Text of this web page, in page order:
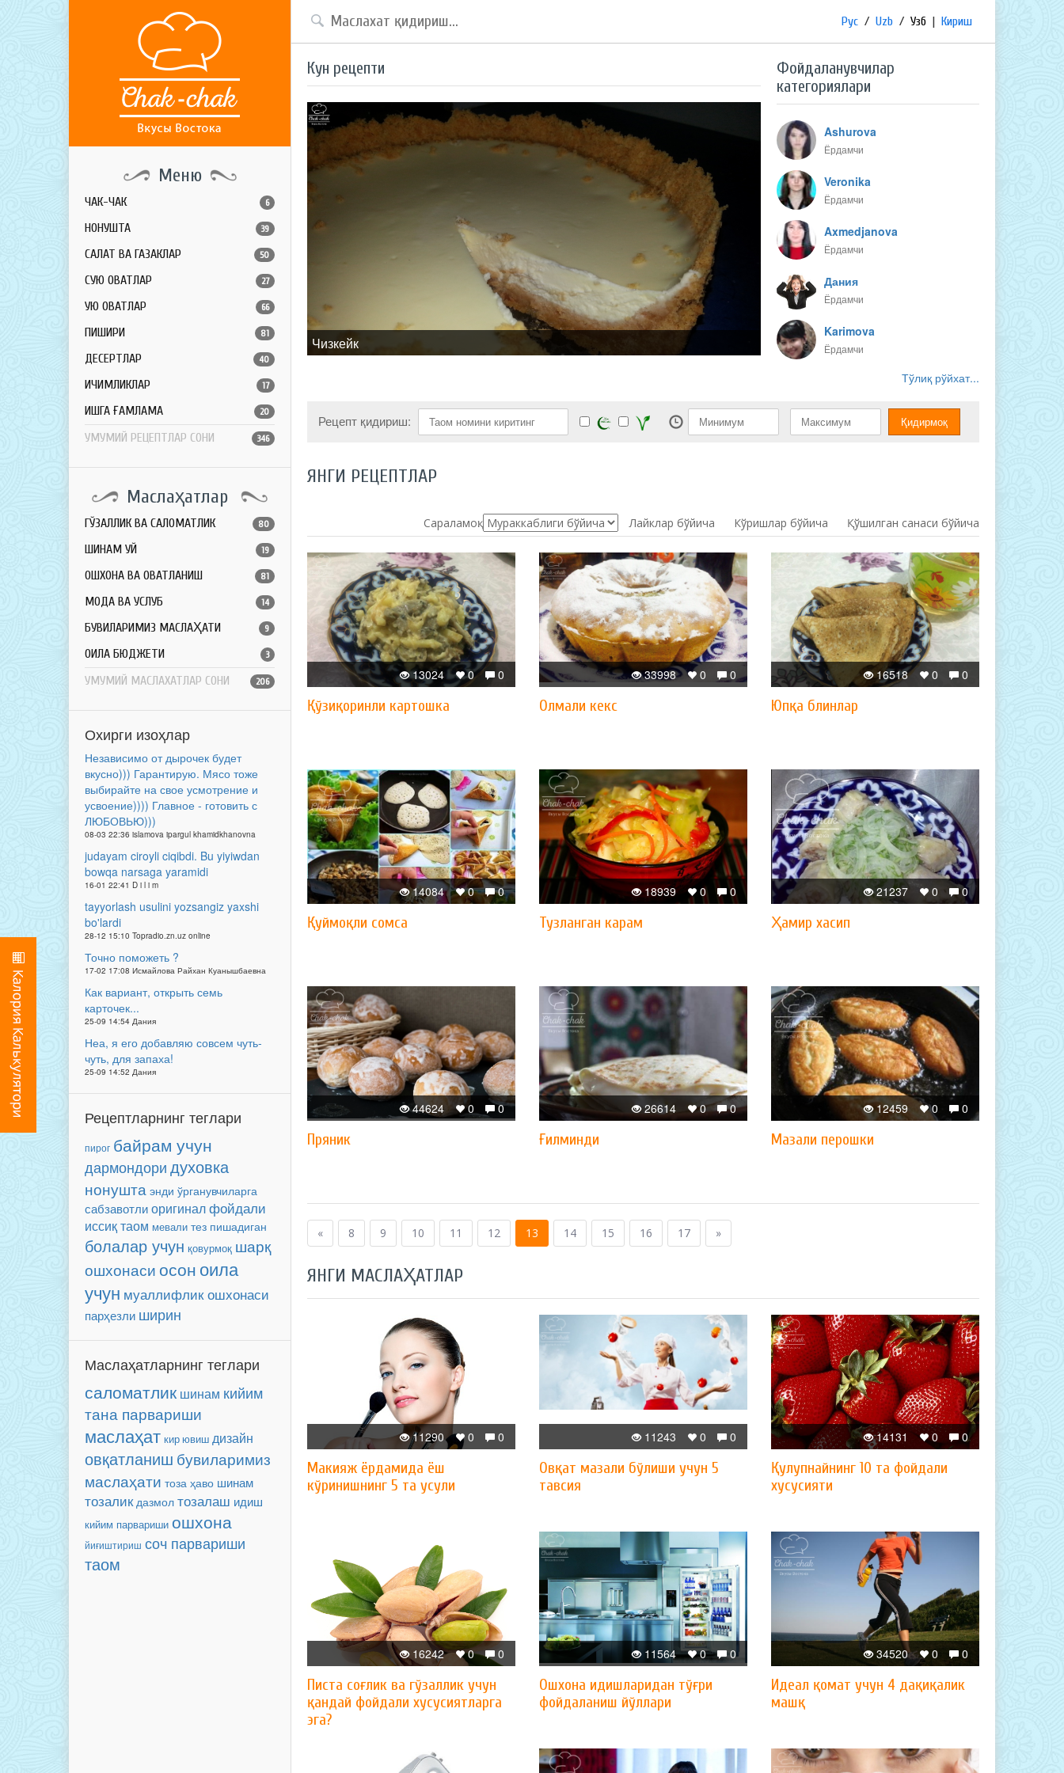
Меню
ЧАК-ЧАК 6
НОНУШТА 39
САЛАТ ВА ГАЗАКЛАР 50
СУЮҚ ОВҚАТЛАР 27
ҚУЮҚ ОВҚАТЛАР 66
ПИШИРИҚ 81
ДЕСЕРТЛАР 40
ИЧИМЛИКЛАР 17
ҚИШГА ҒАМЛАМА 20
УМУМИЙ РЕЦЕПТЛАР СОНИ 346
Маслаҳатлар
ГЎЗАЛЛИК ВА САЛОМАТЛИК 80
ШИНАМ УЙ 19
ОШХОНА ВА ОВҚАТЛАНИШ 81
МОДА ВА УСЛУБ 14
БУВИЛАРИМИЗ МАСЛАҲАТИ 9
ОИЛА БЮДЖЕТИ 3
УМУМИЙ МАСЛАХАТЛАР СОНИ 206
Охирги изоҳлар
Независимо от дырочек будет
вкусно))) Гарантирую. Мясо тоже
выбирайте на свое усмотрение и
усвоение)))) Главное - готовить с
ЛЮБОВЬЮ)))
08-03 22:36 islamova ipargul khamidkhanovna
judayam ciroyli ciqibdi. Bu yiyiwdan
bowqa narsaga yaramidi
16-01 22:41 D i l i m
tayyorlash usulini yozsangiz yaxshi
bo'lardi
28-12 15:10 Topradio.zn.uz online
Точно поможеть ?
17-02 17:08 Исмайлова Райхан Куанышбаевна
Как вариант, открыть семь
карточек...
25-09 14:54 Дания
Неа, я его добавляю совсем чуть-
чуть, для запаха!
25-09 14:52 Дания
Рецептларнинг теглари
пирог байрам учун
дармондори духовка
нонушта энди ўрганувчиларга
сабзавотлиоригиналфойдали
иссиқ таом мевали тез пишадиган
болалар учун қовурмоқ шарқ
ошхонаси осон оила
учун муаллифлик ошхонаси
парҳезли ширин
Маслаҳатларнинг теглари
саломатлик шинам кийим
тана парвариши
маслаҳат кир ювиш дизайн
овқатланиш бувиларимиз
маслаҳати тоза ҳаво шинам
тозалик дазмол тозалаш идиш
кийим парвариши ошхона
йиғиштириш соч парвариши
таом
Рус / Uzb / Узб | Кириш
Кун рецепти
Чизкейк
Фойдаланувчилар
категориялари
Ashurova
Ёрдамчи
Veronika
Ёрдамчи
Axmedjanova
Ёрдамчи
Дания
Ёрдамчи
Karimova
Ёрдамчи
Тўлиқ рўйхат...
Рецепт қидириш:
ЯНГИ РЕЦЕПТЛАР
Сараламоқ: Лайклар бўйича Кўришлар бўйича Қўшилган санаси бўйича
0
0
13024
Қўзиқоринли картошка
0
0
33998
Олмали кекс
0
0
16518
Юпқа блинлар
0
0
14084
Қуймоқли сомса
0
0
18939
Тузланган карам
0
0
21237
Ҳамир хасип
0
0
44624
Пряник
0
0
26614
Ғилминди
0
0
12459
Мазали перошки
« 8 9 10 11 12 13 14 15 16 17 »
ЯНГИ МАСЛАҲАТЛАР
0
0
11290
Макияж ёрдамида ёш
кўринишнинг 5 та усули
0
0
11243
Овқат мазали бўлиши учун 5
тавсия
0
0
14131
Қулупнайнинг 10 та фойдали
хусусияти
0
0
16242
Писта соғлик ва гўзаллик учун
қандай фойдали хусусиятларга
эга?
0
0
11564
Ошхона идишларидан тўғри
фойдаланиш йўллари
0
0
34520
Идеал қомат учун 4 дақиқалик
машқ